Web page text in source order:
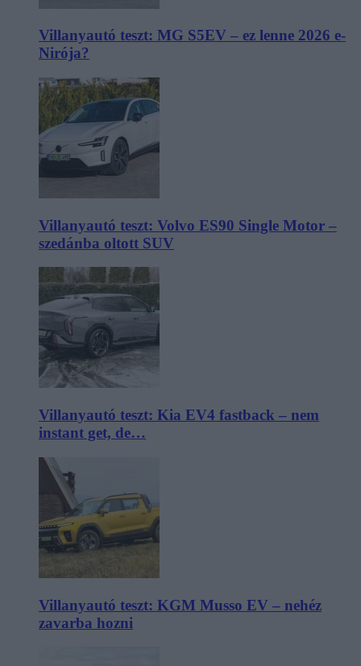
Villanyautó teszt: MG S5EV – ez lenne 2026 e-
Nirója?
Villanyautó teszt: Volvo ES90 Single Motor –
szedánba oltott SUV
Villanyautó teszt: Kia EV4 fastback – nem
instant get, de…
Villanyautó teszt: KGM Musso EV – nehéz
zavarba hozni